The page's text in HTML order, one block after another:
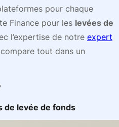
pour chaque
Finance pour les levées de
l’expertise de notre expert
tout dans un
de levée de fonds